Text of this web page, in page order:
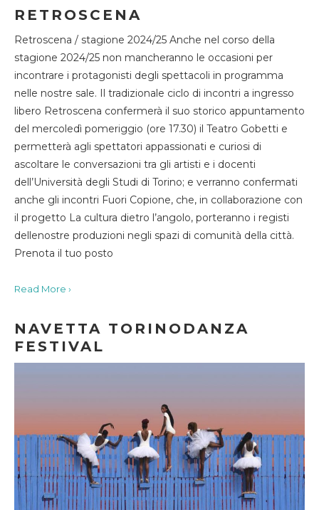
RETROSCENA
Retroscena / stagione 2024/25 Anche nel corso della
stagione 2024/25 non mancheranno le occasioni per
incontrare i protagonisti degli spettacoli in programma
nelle nostre sale. Il tradizionale ciclo di incontri a ingresso
libero Retroscena confermerà il suo storico appuntamento
del mercoledì pomeriggio (ore 17.30) il Teatro Gobetti e
permetterà agli spettatori appassionati e curiosi di
ascoltare le conversazioni tra gli artisti e i docenti
dell’Università degli Studi di Torino; e verranno confermati
anche gli incontri Fuori Copione, che, in collaborazione con
il progetto La cultura dietro l’angolo, porteranno i registi
dellenostre produzioni negli spazi di comunità della città.
Prenota il tuo posto
Read More ›
NAVETTA TORINODANZA
FESTIVAL